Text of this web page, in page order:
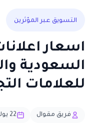
التسويق عبر المؤثرين
اسعار
السعودية
للعلامات
فريق مقوال 22 يوليو 2026